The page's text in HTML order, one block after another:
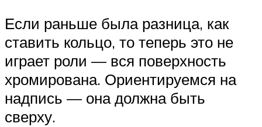
Если раньше была разница, как
ставить кольцо, то теперь это не
играет роли — вся поверхность
хромирована. Ориентируемся на
надпись — она должна быть
сверху.